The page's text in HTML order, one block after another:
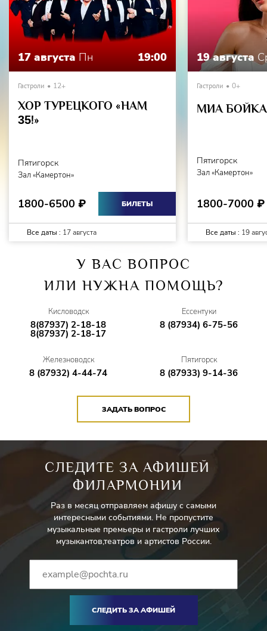
17 августа Пн 19:00
Гастроли 12+
ХОР ТУРЕЦКОГО «НАМ
35!»
Пятигорск
Зал «Камертон»
1800-6500 ₽ БИЛЕТЫ
Все даты : 17 августа
19 августа
Гастроли 0+
МИА БОЙКА
Пятигорск
Зал «Камертон»
1800-7000 ₽
Все даты : 19
У ВАС ВОПРОС
ИЛИ НУЖНА ПОМОЩЬ?
Кисловодск
8(87937) 2-18-18
8(87937) 2-18-17
Ессентуки
8 (87934) 6-75-56
Железноводск
8 (87932) 4-44-74
Пятигорск
8 (87933) 9-14-36
ЗАДАТЬ ВОПРОС
СЛЕДИТЕ ЗА АФИШЕЙ
ФИЛАРМОНИИ
Раз в месяц отправляем афишу с самыми
интересными событиями. Не пропустите
музыкальные премьеры и гастроли лучших
музыкантов,театров и артистов России.
СЛЕДИТЬ ЗА АФИШЕЙ